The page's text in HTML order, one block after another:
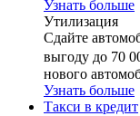
Узнать больше
Утилизация
Сдайте
выгоду до 70
нового
Узнать больше
Такси в кредит